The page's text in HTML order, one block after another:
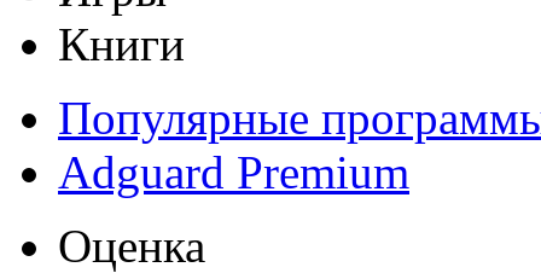
Книги
Популярные
Adguard Premium
Оценка